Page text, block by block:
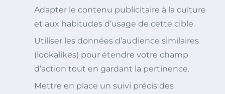
Adapter le contenu publicitaire à la culture
et aux habitudes d’usage de cette cible.
Utiliser les données d’audience similaires
(lookalikes) pour étendre votre champ
d’action tout en gardant la pertinence.
Mettre en place un suivi précis des